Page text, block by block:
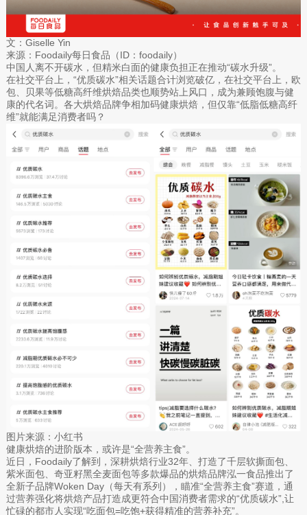
文：Giselle Yin
来源：Foodaily每日食品（ID：foodaily）
中国人离不开碳水，但精米白面的健康负担正在推动“碳水升级”。
在社交平台上，“优质碳水”相关话题合计浏览破亿，在社交平台上，欧
包、贝果等低糖高纤维烘焙品类也顺势站上风口，成为兼顾饱腹与健
康的代名词。各大烘焙品牌争相加码健康烘焙，但仅靠“低脂低糖高纤
维”就能满足消费者吗？
图片来源：小红书
健康烘焙的进阶版本，或许是“全营养主食”。
近日，Foodaily了解到，深耕烘焙行业32年、打造了千层软撕面包、
紫米面包、奇亚籽黑全麦面包等多款爆品的烘焙品牌泓一食品推出了
全新子品牌Woken Day（每天有系列），瞄准“全营养主食”赛道，通
过营养强化将烘焙产品打造成更符合中国消费者需求的“优质碳水”,让
忙碌的都市人实现“吃面包=吃饱+获得精准的营养补充”。